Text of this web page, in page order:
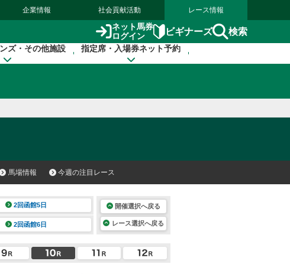
企業情報 社会貢献活動 レース情報
ネット馬券
ログイン
ビギナーズ 検索
ズ・その他施設 指定席・入場券ネット予約
馬場情報 今週の注目レース
2回函館5日
2回函館6日
開催選択へ戻る
レース選択へ戻る